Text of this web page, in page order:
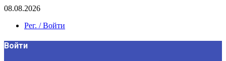
08.08.2026
Рег. / Войти
Войти